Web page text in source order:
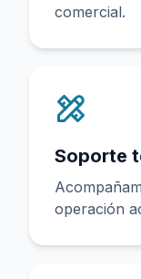
comercial.
Soporte
operación